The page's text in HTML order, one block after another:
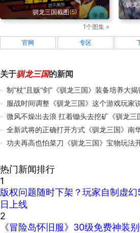
驯龙三国截图(5)
1个图集 »
《驯龙
官网 专区
关于驯龙三国的新闻
制“杖”且贩“剑”《驯龙三国》装备培养大揭
服战时间调整《驯龙三国》这个游戏玩家
微风不燥出去浪 扛着锄头去挖矿《驯龙三
全新武将的正确打开方式《驯龙三国》南
功夫再高也怕菜刀《驯龙三国》宝物玩法
热门新闻排行
1
版权问题随时下架？玩家自制虚
日上线
2
《冒险岛怀旧服》30级免费神装